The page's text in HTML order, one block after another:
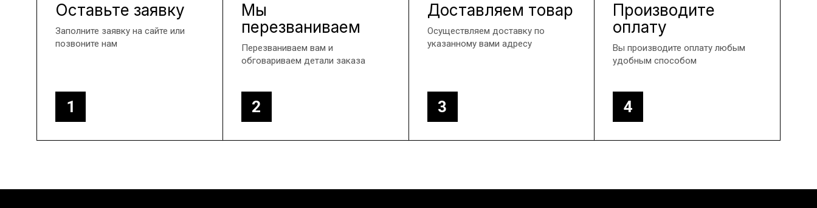
1
Оставьте заявку
Заполните заявку на сайте или
позвоните нам
2
Мы
перезваниваем
Перезваниваем вам и
обговариваем детали заказа
3
Доставляем товар
Осуществляем доставку по
указанному вами адресу
4
Производите
оплату
Вы производите оплату любым
удобным способом